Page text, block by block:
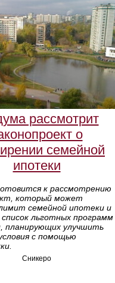
рассмотрит
о
семейной
ипотеки
к рассмотрению
который может
семейной ипотеки и
льготных программ
планирующих улучшить
с помощью
Сникеро